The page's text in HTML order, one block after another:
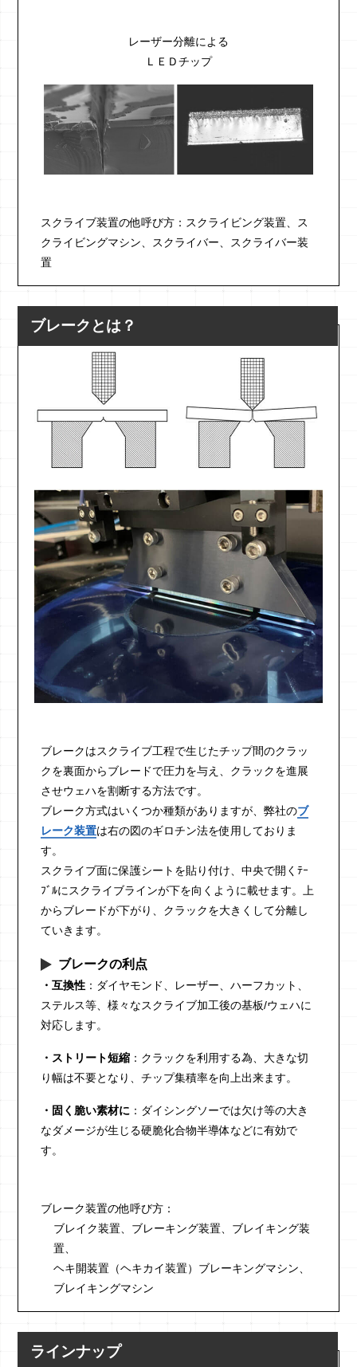
レーザー分離による
ＬＥＤチップ
スクライブ装置の他呼び方：スクライビング装置、ス
クライビングマシン、スクライバー、スクライバー装
置
ブレークとは？
ブレークはスクライブ工程で生じたチップ間のクラッ
クを裏面からブレードで圧力を与え、クラックを進展
させウェハを割断する方法です。
ブレーク方式はいくつか種類がありますが、弊社のブ
レーク装置は右の図のギロチン法を使用しておりま
す。
スクライブ面に保護シートを貼り付け、中央で開くﾃｰ
ﾌﾞﾙにスクライブラインが下を向くように載せます。上
からブレードが下がり、クラックを大きくして分離し
ていきます。
ブレークの利点
・互換性 ：ダイヤモンド、レーザー、ハーフカット、
ステルス等、様々なスクライブ加工後の基板/ウェハに
対応します。
・ストリート短縮 ：クラックを利用する為、大きな切
り幅は不要となり、チップ集積率を向上出来ます。
・固く脆い素材に ：ダイシングソーでは欠け等の大き
なダメージが生じる硬脆化合物半導体などに有効で
す。
ブレーク装置の他呼び方：
ブレイク装置、 ブレーキング装置、 ブレイキング装
置、
ヘキ開装置（ヘキカイ装置）ブレーキングマシン、
ブレイキングマシン
ラインナップ